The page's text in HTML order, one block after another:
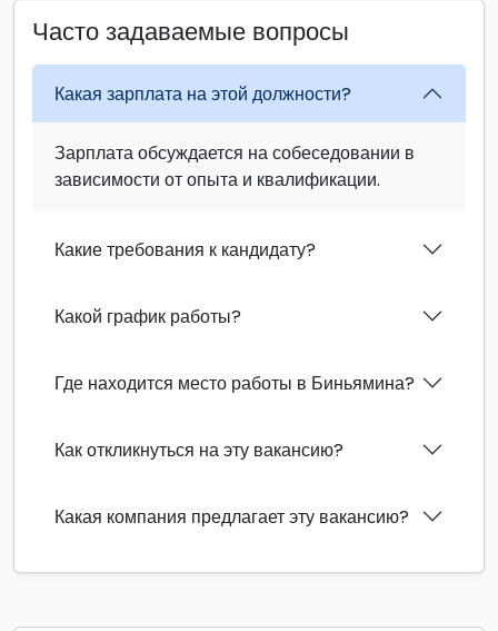
Часто задаваемые вопросы
Какая зарплата на этой должности?
Зарплата обсуждается на собеседовании в
зависимости от опыта и квалификации.
Какие требования к кандидату?
Какой график работы?
Где находится место работы в Биньямина?
Как откликнуться на эту вакансию?
Какая компания предлагает эту вакансию?